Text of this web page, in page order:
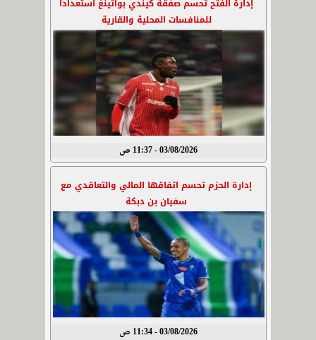
إدارة الفتح تحسم صفقة كيندي بواتينغ استعداداً
للمنافسات المحلية والقارية
03/08/2026 - 11:37 ص
إدارة الحزم تحسم اتفاقها المالي والتعاقدي مع
سفيان بن دبكة
03/08/2026 - 11:34 ص